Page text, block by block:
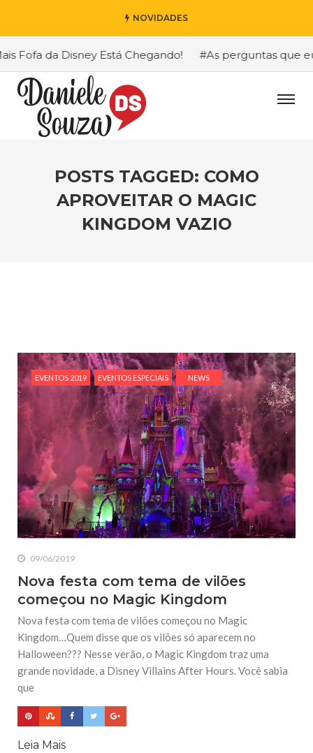
NOVIDADES
da Disney Está Chegando! #As perguntas que eu
POSTS TAGGED: COMO
APROVEITAR O MAGIC
KINGDOM VAZIO
EVENTOS 2019 EVENTOS ESPECIAIS NEWS
09/06/2019
Nova festa com tema de vilões
começou no Magic Kingdom
Nova festa com tema de vilões começou no Magic
Kingdom…Quem disse que os vilões só aparecem no
Halloween??? Nesse verão, o Magic Kingdom traz uma
grande novidade, a Disney Villains After Hours. Você sabia
que
Leia Mais